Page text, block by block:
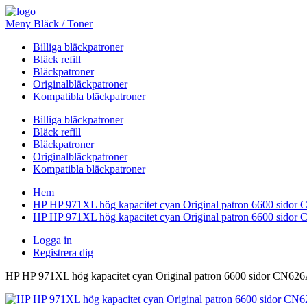
Meny Bläck / Toner
Billiga bläckpatroner
Bläck refill
Bläckpatroner
Originalbläckpatroner
Kompatibla bläckpatroner
Billiga bläckpatroner
Bläck refill
Bläckpatroner
Originalbläckpatroner
Kompatibla bläckpatroner
Hem
HP HP 971XL hög kapacitet cyan Original patron 6600 sidor
HP HP 971XL hög kapacitet cyan Original patron 6600 sidor
Logga in
Registrera dig
HP HP 971XL hög kapacitet cyan Original patron 6600 sidor